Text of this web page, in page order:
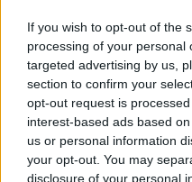
If you wish to opt-out of the
processing of your personal
targeted advertising by us,
section to confirm your
opt-out request is
interest-based ads based
us or personal information
your opt-out. You may
disclosure of your personal
Vissa av dem kan slippa
fortsättningen – men
intyg.